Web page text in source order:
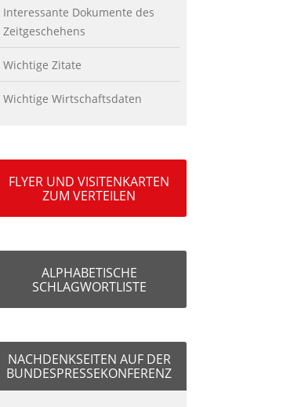
Interessante Dokumente des
Zeitgeschehens
Wichtige Zitate
Wichtige Wirtschaftsdaten
FLYER UND VISITENKARTEN
ZUM VERTEILEN
ALPHABETISCHE
SCHLAGWORTLISTE
NACHDENKSEITEN AUF DER
BUNDESPRESSEKONFERENZ